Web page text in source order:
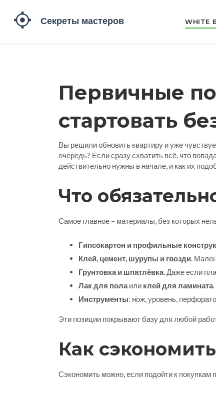
WHITE
Первичные
стартовать
Вы решили обновить квартиру и уже
очередь? Если сразу схватить всё, что
действительно нужны в начале, и как их
Что
Самое главное – материалы, без которых
Гипсокартон и профильные
Клей, цемент, шурупы и гвозди.
Грунтовка и шпатлёвка. Даже если
Лак для полаили клей для ламината
Инструменты: нож, уровень,
Эти позиции покрывают базу для любой
Как
Сэкономить можно, если подойти к покупкам